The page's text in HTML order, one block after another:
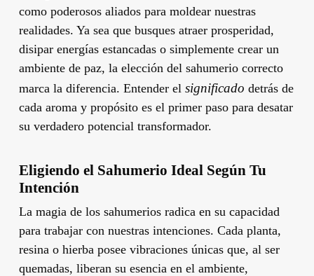
como poderosos aliados para moldear nuestras
realidades. Ya sea que busques atraer prosperidad,
disipar energías estancadas o simplemente crear un
ambiente de paz, la elección del sahumerio correcto
marca la diferencia. Entender el significado detrás de
cada aroma y propósito es el primer paso para desatar
su verdadero potencial transformador.
Eligiendo el Sahumerio Ideal Según Tu
Intención
La magia de los sahumerios radica en su capacidad
para trabajar con nuestras intenciones. Cada planta,
resina o hierba posee vibraciones únicas que, al ser
quemadas, liberan su esencia en el ambiente,